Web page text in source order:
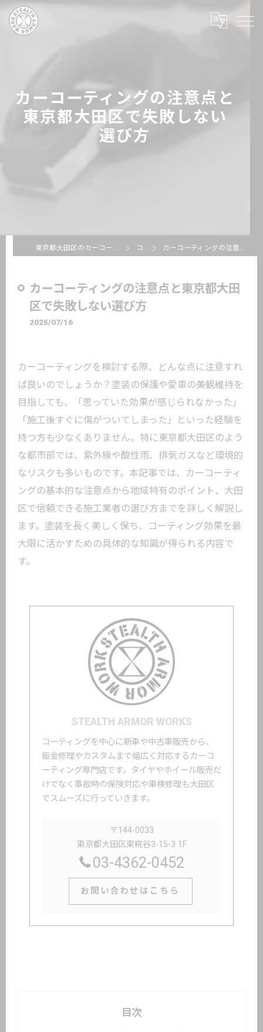
カーコーティングの注意点と
東京都大田区で失敗しない
選び方
東京都大田区のカーコーティングならSTEALTH ARMOR WORKS コラム カーコーティングの注意点と東京都大田区で失敗しない選び方
カーコーティングの注意点と東京都大田
区で失敗しない選び方
2025/07/16
カーコーティングを検討する際、どんな点に注意すれ
ば良いのでしょうか？塗装の保護や愛車の美観維持を
目指しても、「思っていた効果が感じられなかった」
「施工後すぐに傷がついてしまった」といった経験を
持つ方も少なくありません。特に東京都大田区のよう
な都市部では、紫外線や酸性雨、排気ガスなど環境的
なリスクも多いものです。本記事では、カーコーティ
ングの基本的な注意点から地域特有のポイント、大田
区で信頼できる施工業者の選び方までを詳しく解説し
ます。塗装を長く美しく保ち、コーティング効果を最
大限に活かすための具体的な知識が得られる内容で
す。
STEALTH ARMOR WORKS
コーティングを中心に新車や中古車販売から、
鈑金修理やカスタムまで幅広く対応するカーコ
ーティング専門店です。タイヤやホイール販売だ
けでなく事故時の保険対応や車検修理も大田区
でスムーズに行っていきます。
〒144-0033
東京都大田区東糀谷3-15-3 1F
03-4362-0452
お問い合わせはこちら
目次